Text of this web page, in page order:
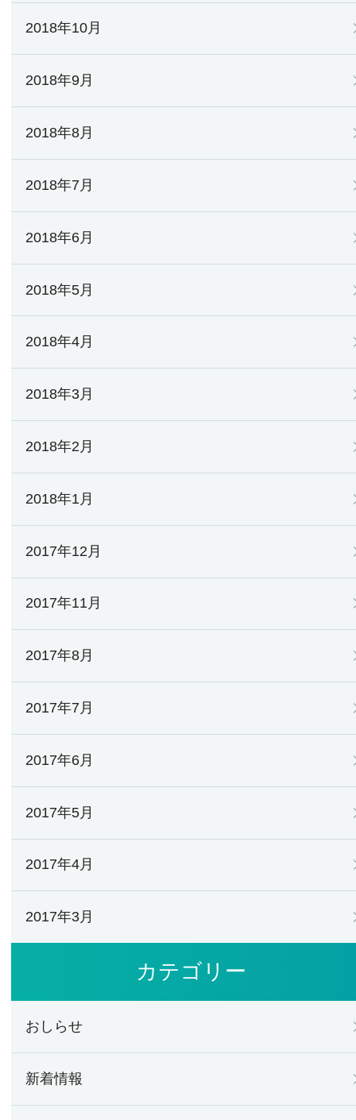
2018年10月
2018年9月
2018年8月
2018年7月
2018年6月
2018年5月
2018年4月
2018年3月
2018年2月
2018年1月
2017年12月
2017年11月
2017年8月
2017年7月
2017年6月
2017年5月
2017年4月
2017年3月
カテゴリー
おしらせ
新着情報